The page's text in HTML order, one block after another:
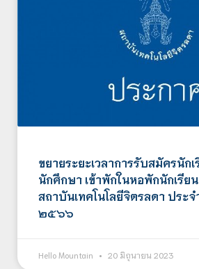
ขยายระยะเวลาการรับสมัครนัก
นักศึกษา เข้าพักในหอพักนักเรีย
สถาบันเทคโนโลยีจิตรลดา ประ
๒๕๖๖
Hello Mountain 20 มิถุนายน 2023